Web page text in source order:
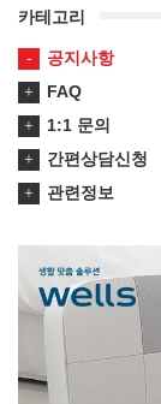
카테고리
공지사항
FAQ
1:1 문의
간편상담신청
관련정보